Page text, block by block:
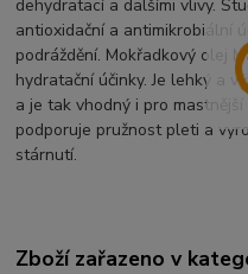
dehydratací a dalšími vlivy.
antioxidační a antimikrobiální
podráždění. Mokřadkový olej
hydratační účinky. Je lehký a
a je tak vhodný i pro
podporuje pružnost pleti a
stárnutí.
Zboží zařazeno v